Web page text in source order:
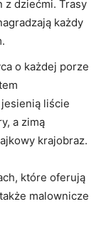
z dziećmi. Trasy
każdy
o każdej porze
liście
a zimą
krajobraz.
które oferują
malownicze